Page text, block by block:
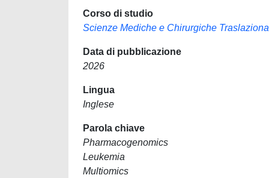
Corso di studio
Scienze Mediche e Chirurgiche
Data di pubblicazione
2026
Lingua
Inglese
Parola chiave
Pharmacogenomics
Leukemia
Multiomics